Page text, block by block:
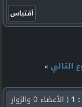
التالي »
( الأعضاء 0 والزوار